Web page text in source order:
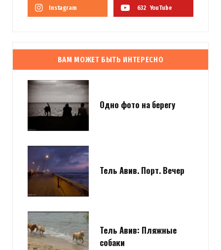
Instagram 632 YouTube
ВАМ МОЖЕТ БЫТЬ ИНТЕРЕСНО
Одно фото на берегу
Тель Авив. Порт. Вечер
Тель Авив: Пляжные
собаки